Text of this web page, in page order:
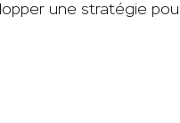
une stratégie